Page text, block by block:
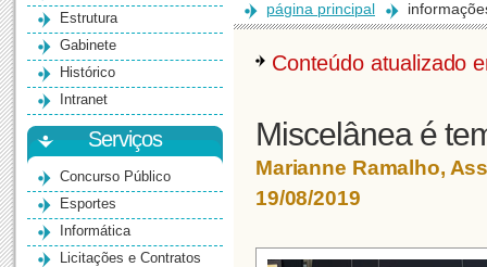
Estrutura
Gabinete
Histórico
Intranet
Serviços
Concurso Público
Esportes
Informática
Licitações e Contratos
página principal
Conteúdo atualizado
Miscelânea é
Marianne Ramalho,
19/08/2019